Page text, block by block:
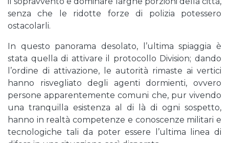
senza che le ridotte forze di polizia potessero
ostacolarli.
In questo panorama desolato, l’ultima spiaggia è
stata quella di attivare il protocollo Division; dando
l’ordine di attivazione, le autorità rimaste ai vertici
hanno risvegliato degli agenti dormienti, ovvero
persone apparentemente comuni che, pur vivendo
una tranquilla esistenza al di là di ogni sospetto,
hanno in realtà competenze e conoscenze militari e
tecnologiche tali da poter essere l’ultima linea di